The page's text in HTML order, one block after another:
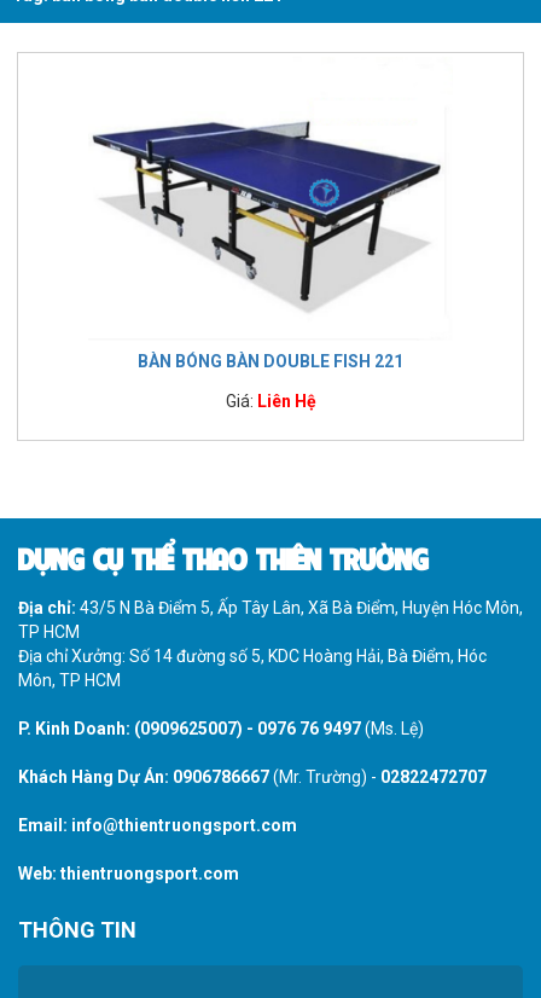
BÀN BÓNG BÀN DOUBLE FISH 221
Giá: Liên Hệ
DỤNG CỤ THỂ THAO THIÊN TRƯỜNG
Địa chỉ: 43/5 N Bà Điểm 5, Ấp Tây Lân, Xã Bà Điểm, Huyện Hóc Môn,
TP HCM
Địa chỉ Xưởng: Số 14 đường số 5, KDC Hoàng Hải, Bà Điểm, Hóc
Môn, TP HCM
P. Kinh Doanh: (0909625007) - 0976 76 9497(Ms. Lệ)
Khách Hàng Dự Án: 0906786667(Mr. Trường) - 02822472707
Email: info@thientruongsport.com
Web: thientruongsport.com
THÔNG TIN